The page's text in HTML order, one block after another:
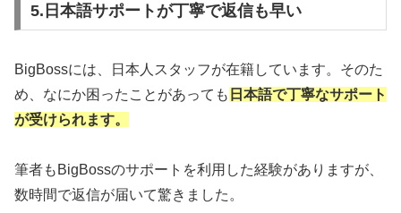
5.日本語サポートが丁寧で返信も早い
BigBossには、日本人スタッフが在籍しています。そのた
め、なにか困ったことがあっても 日本語で丁寧なサポート
が受けられます。
筆者もBigBossのサポートを利用した経験がありますが、
数時間で返信が届いて驚きました。